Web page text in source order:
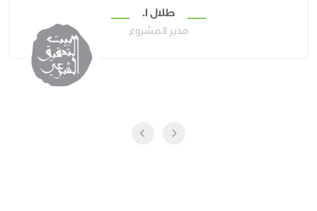
طلال ا.
مدير المشروع